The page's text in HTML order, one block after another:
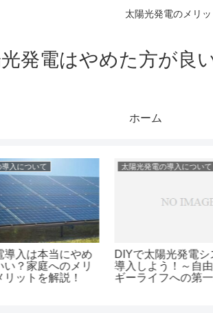
太陽光発電のメリ
発電はやめた方が良
ホーム
いて
システムを
由なエネル
一歩～
太陽光発電の導入について
太陽光発電システム導入
ばい？真相を専門家が解